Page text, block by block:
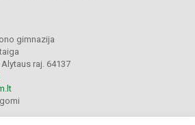
gimnazija
raj. 64137